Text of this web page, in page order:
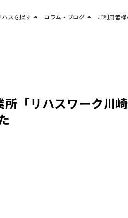
ハスを探すarrow_drop_up
ア
エリア
コラム・ブログarrow_drop_up ご利用者様
所「リハスワーク川